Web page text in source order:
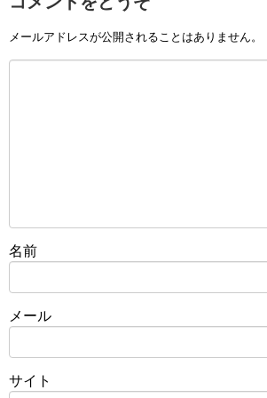
メールアドレスが公開されることはありません。
名前
メール
サイト